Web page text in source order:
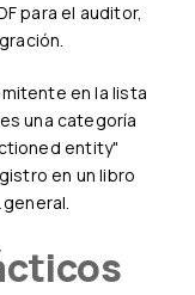
para el auditor,
una categoría
entity"
en un libro